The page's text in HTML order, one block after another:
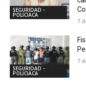
SEGURIDAD -
POLICIACA
7
SEGURIDAD -
POLICIACA
7